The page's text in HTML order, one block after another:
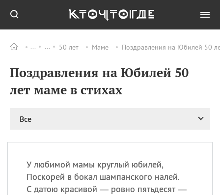
50 лет Маме Поздравления на Юбилей 50
Поздравления на Юбилей 50
лет маме в стихах
Все
У любимой мамы круглый юбилей,
Поскорей в бокал шампанского налей.
С датою красивой — ровно пятьдесят —
ПРАЗДНИКИ Все
09.08 День памяти жертв
атомной
день
рисового пудинга
09.08 День Дымняшки
(Smokey Bear Day)